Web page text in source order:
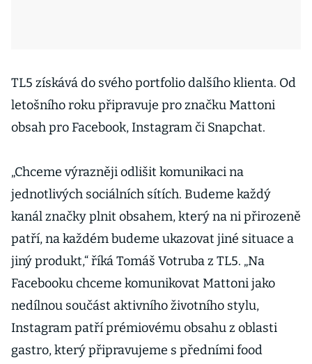
TL5 získává do svého portfolio dalšího klienta. Od
letošního roku připravuje pro značku Mattoni
obsah pro Facebook, Instagram či Snapchat.
„Chceme výrazněji odlišit komunikaci na
jednotlivých sociálních sítích. Budeme každý
kanál značky plnit obsahem, který na ni přirozeně
patří, na každém budeme ukazovat jiné situace a
jiný produkt,“ říká Tomáš Votruba z TL5. „Na
Facebooku chceme komunikovat Mattoni jako
nedílnou součást aktivního životního stylu,
Instagram patří prémiovému obsahu z oblasti
gastro, který připravujeme s předními food